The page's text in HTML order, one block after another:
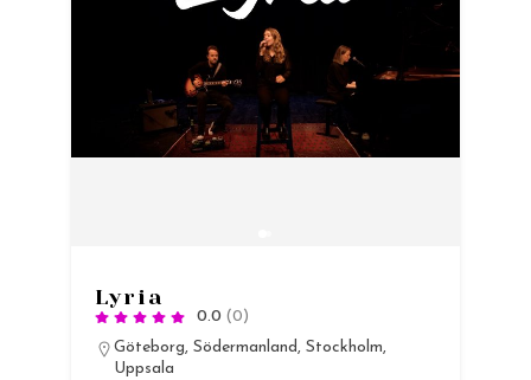
Lyria
0.0 (0)
Göteborg, Södermanland, Stockholm,
Uppsala